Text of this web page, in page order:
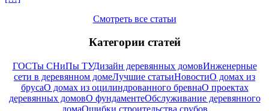
Смотреть все статьи
Категории статей
ГОСТы СНиПы ТУДизайн деревянных домовИнженерные
сети в деревянном домеЛучшие статьиНовостиО домах из
брусаО домах из оцилиндрованного бревнаО проектах
деревянных домовО фундаментеОбслуживание деревянного
домаОшибки строительства срубов